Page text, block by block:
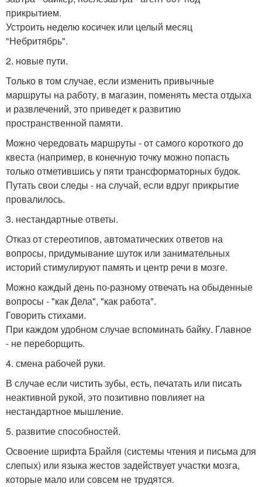
прикрытием.
Устроить неделю косичек или целый месяц
"Небритябрь".
2. новые пути.
Только в том случае, если изменить привычные
маршруты на работу, в магазин, поменять места отдыха
и развлечений, это приведет к развитию
пространственной памяти.
Можно чередовать маршруты - от самого короткого до
квеста (например, в конечную точку можно попасть
только отметившись у пяти трансформаторных будок.
Путать свои следы - на случай, если вдруг прикрытие
провалилось.
3. нестандартные ответы.
Отказ от стереотипов, автоматических ответов на
вопросы, придумывание шуток или занимательных
историй стимулируют память и центр речи в мозге.
Можно каждый день по-разному отвечать на обыденные
вопросы - "как Дела", "как работа".
Говорить стихами.
При каждом удобном случае вспоминать байку. Главное
- не переборщить.
4. смена рабочей руки.
В случае если чистить зубы, есть, печатать или писать
неактивной рукой, это позитивно повлияет на
нестандартное мышление.
5. развитие способностей.
Освоение шрифта Брайля (системы чтения и письма для
слепых) или языка жестов задействует участки мозга,
которые мало или совсем не трудятся.